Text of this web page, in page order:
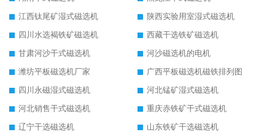
江西钛尾矿湿式磁选机
陕西实验用室湿式磁选机
四川水选褐铁矿磁选机
西藏干选铁矿磁选机
甘肃河沙干式磁选机
河沙磁选机的电机
潍坊平板磁选机厂家
广西平板磁选机磁铁排列图
四川永磁湿式磁选机
河北锰矿湿式磁选机
河北销售干式磁选机
重庆赤铁矿干式磁选机
辽宁干选磁选机
山东铁矿干选磁选机